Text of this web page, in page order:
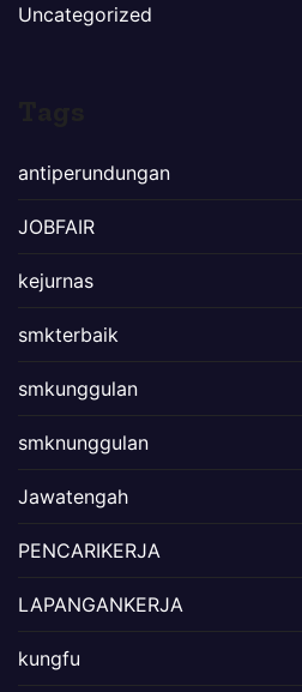
Uncategorized
antiperundungan
JOBFAIR
kejurnas
smkterbaik
smkunggulan
smknunggulan
Jawatengah
PENCARIKERJA
LAPANGANKERJA
kungfu